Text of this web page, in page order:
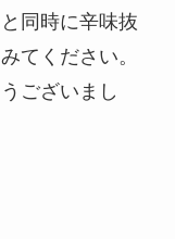
同時に辛味抜
てください。
ございまし